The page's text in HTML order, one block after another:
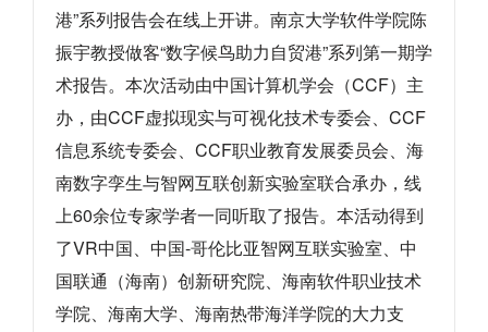
港”系列报告会在线上开讲。南京大学软件学院陈
振宇教授做客“数字候鸟助力自贸港”系列第一期学
术报告。本次活动由中国计算机学会（CCF）主
办，由CCF虚拟现实与可视化技术专委会、CCF
信息系统专委会、CCF职业教育发展委员会、海
南数字孪生与智网互联创新实验室联合承办，线
上60余位专家学者一同听取了报告。本活动得到
了VR中国、中国-哥伦比亚智网互联实验室、中
国联通（海南）创新研究院、海南软件职业技术
学院、海南大学、海南热带海洋学院的大力支